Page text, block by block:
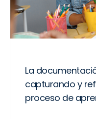
La
capturando y
proceso de